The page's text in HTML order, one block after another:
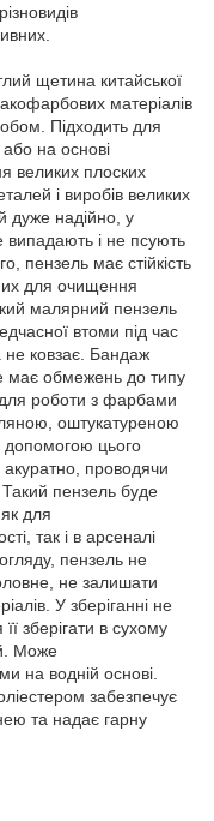
щетина китайської
матеріалів
Підходить для
на основі
великих плоских
і виробів великих
дуже надійно, у
випадають і не псують
пензель має стійкість
для очищення
малярний пензель
втоми під час
не ковзає. Бандаж
має обмежень до типу
роботи з фарбами
оштукатуреною
цього
проводячи
Такий пензель буде
для
так і в арсеналі
пензель не
не залишати
У зберіганні не
зберігати в сухому
Може
на водній основі.
забезпечує
та надає гарну